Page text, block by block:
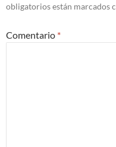
obligatorios están marcados
Comentario *